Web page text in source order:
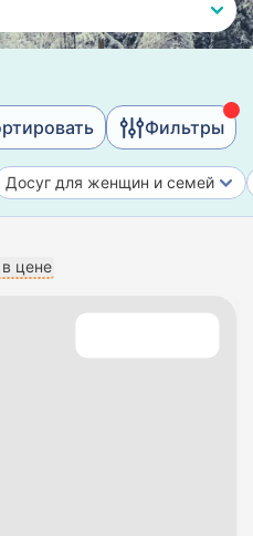
Фильтры
Досуг для женщин и семей
цене